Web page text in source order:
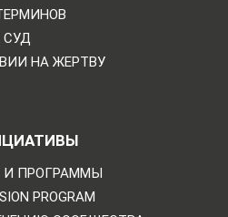
СУД
НА ЖЕРТВУ
ПРОГРАММЫ
PROGRAM